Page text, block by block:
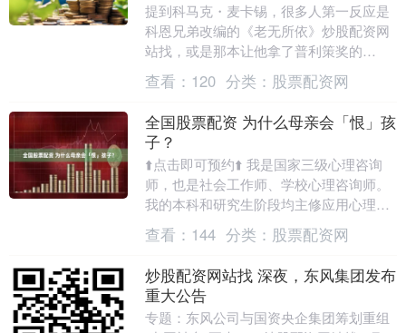
提到科马克・麦卡锡，很多人第一反应是
科恩兄弟改编的《老无所依》炒股配资网
站找，或是那本让他拿了普利策奖的
《路》。 他一辈子惜字如金，公开采访不
超过10次，对外只....
查看： 120 分类： 股票配资网
全国股票配资 为什么母亲会「恨」孩
子？
⬆️点击即可预约⬆️ 我是国家三级心理咨询
师，也是社会工作师、学校心理咨询师。
我的本科和研究生阶段均主修应用心理。
每周接受稳定的动力学取向的个人督导和
个人体验。....
查看： 144 分类： 股票配资网
炒股配资网站找 深夜，东风集团发布
重大公告
专题：东风公司与国资央企集团筹划重组